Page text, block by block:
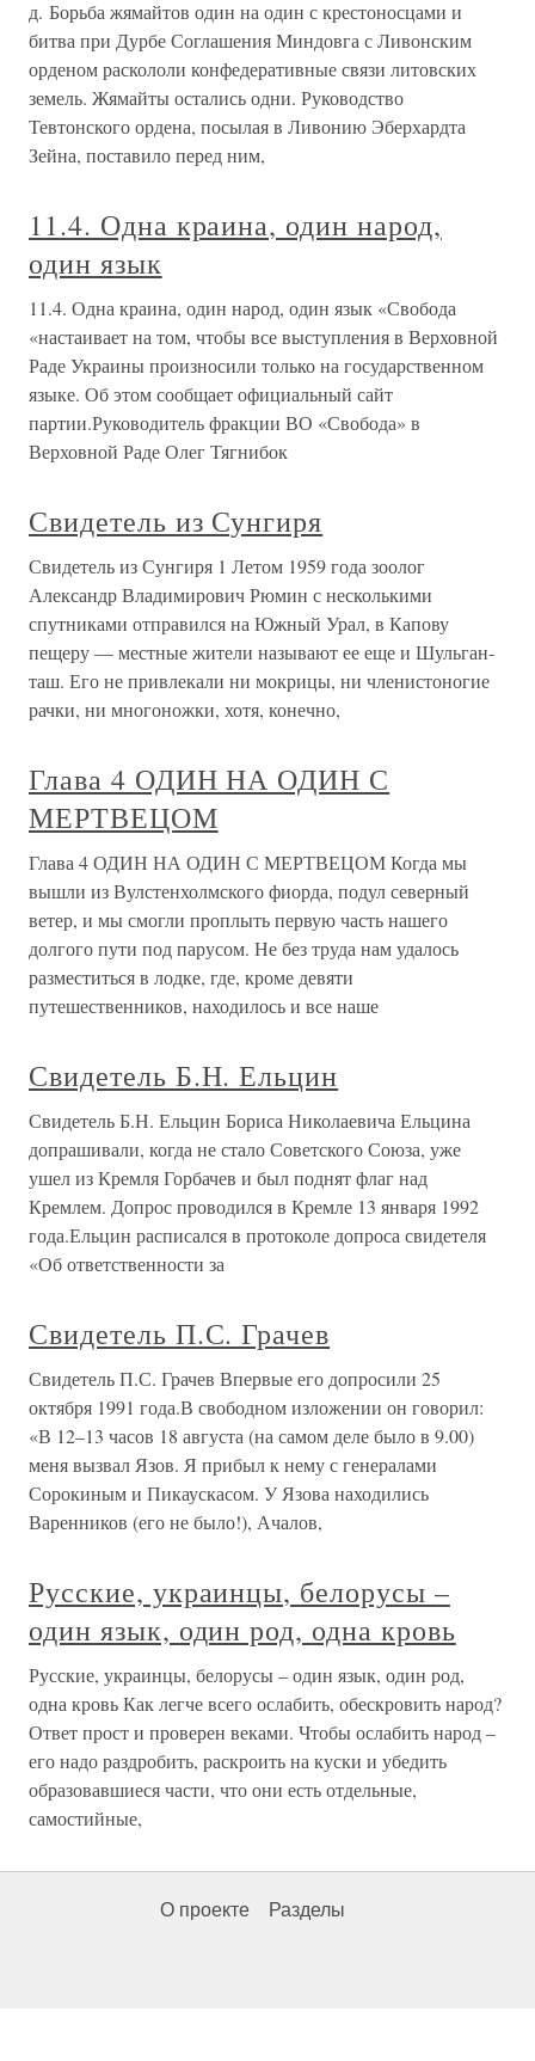
д. Борьба жямайтов один на один с крестоносцами и
битва при Дурбе Соглашения Миндовга с Ливонским
орденом раскололи конфедеративные связи литовских
земель. Жямайты остались одни. Руководство
Тевтонского ордена, посылая в Ливонию Эберхардта
Зейна, поставило перед ним,
11.4. Одна краина, один народ,
один язык
11.4. Одна краина, один народ, один язык «Свобода
«настаивает на том, чтобы все выступления в Верховной
Раде Украины произносили только на государственном
языке. Об этом сообщает официальный сайт
партии.Руководитель фракции ВО «Свобода» в
Верховной Раде Олег Тягнибок
Свидетель из Сунгиря
Свидетель из Сунгиря 1 Летом 1959 года зоолог
Александр Владимирович Рюмин с несколькими
спутниками отправился на Южный Урал, в Капову
пещеру — местные жители называют ее еще и Шульган-
таш. Его не привлекали ни мокрицы, ни членистоногие
рачки, ни многоножки, хотя, конечно,
Глава 4 ОДИН НА ОДИН С
МЕРТВЕЦОМ
Глава 4 ОДИН НА ОДИН С МЕРТВЕЦОМ Когда мы
вышли из Вулстенхолмского фиорда, подул северный
ветер, и мы смогли проплыть первую часть нашего
долгого пути под парусом. Не без труда нам удалось
разместиться в лодке, где, кроме девяти
путешественников, находилось и все наше
Свидетель Б.Н. Ельцин
Свидетель Б.Н. Ельцин Бориса Николаевича Ельцина
допрашивали, когда не стало Советского Союза, уже
ушел из Кремля Горбачев и был поднят флаг над
Кремлем. Допрос проводился в Кремле 13 января 1992
года.Ельцин расписался в протоколе допроса свидетеля
«Об ответственности за
Свидетель П.С. Грачев
Свидетель П.С. Грачев Впервые его допросили 25
октября 1991 года.В свободном изложении он говорил:
«В 12–13 часов 18 августа (на самом деле было в 9.00)
меня вызвал Язов. Я прибыл к нему с генералами
Сорокиным и Пикаускасом. У Язова находились
Варенников (его не было!), Ачалов,
Русские, украинцы, белорусы –
один язык, один род, одна кровь
Русские, украинцы, белорусы – один язык, один род,
одна кровь Как легче всего ослабить, обескровить народ?
Ответ прост и проверен веками. Чтобы ослабить народ –
его надо раздробить, раскроить на куски и убедить
образовавшиеся части, что они есть отдельные,
самостийные,
О проекте Разделы